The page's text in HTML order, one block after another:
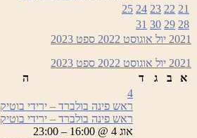
21
22
23
24
25
28
29
30
31
2021 יול אוגוסט 2022 ספט 2023
2021 יול אוגוסט 2022 ספט 2023
א
ב ג ד ה
4
ראש פינה בולברד – ירידי בוטיק
ראש פינה בולברד – ירידי בוטיק
אוג 4 @ 16:00 – 23:00